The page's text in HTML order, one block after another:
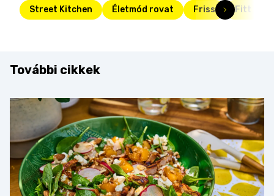
Street Kitchen Életmód rovat Friss Fitt
További cikkek